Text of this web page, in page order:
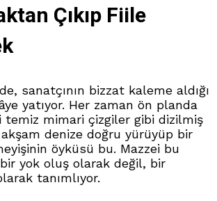
Çıkıp Fiile
sanatçının bizzat kaleme aldığı
yatıyor. Her zaman ön planda
temiz mimari çizgiler gibi dizilmiş
akşam denize doğru yürüyüp bir
öyküsü bu. Mazzei bu
yok oluş olarak değil, bir
tanımlıyor.